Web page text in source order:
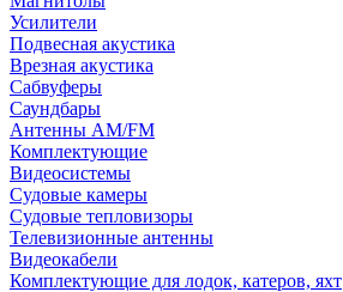
Усилители
Подвесная акустика
Врезная акустика
Сабвуферы
Саундбары
Антенны AM/FM
Комплектующие
Видеосистемы
Судовые камеры
Cудовые тепловизоры
Телевизионные антенны
Видеокабели
Комплектующие для лодок, катеров, яхт